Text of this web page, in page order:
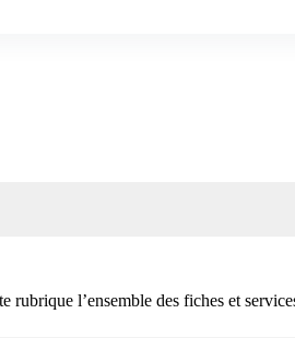
rubrique l’ensemble des fiches et